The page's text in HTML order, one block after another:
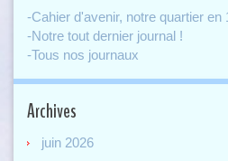
-Cahier d'avenir, notre quartier en
-Notre tout dernier journal !
-Tous nos journaux
Archives
juin 2026